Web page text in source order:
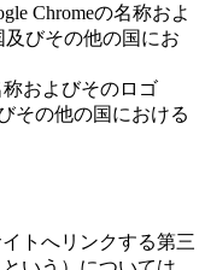
Chromeの名称およ
及びその他の国にお
称およびそのロゴ
その他の国における
トへリンクする第三